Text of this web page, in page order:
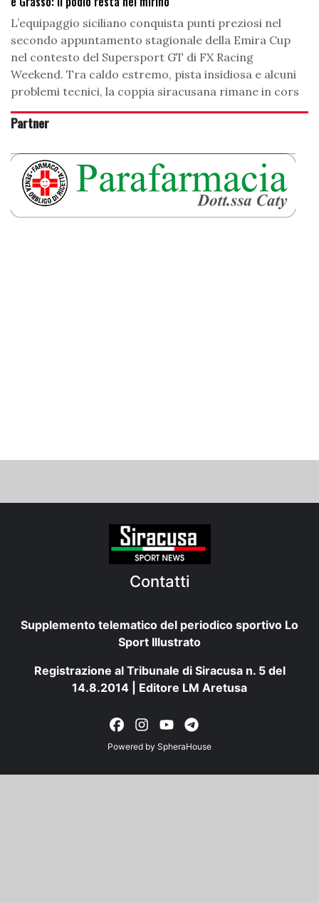
L’equipaggio siciliano conquista punti preziosi nel
secondo appuntamento stagionale della Emira Cup
nel contesto del Supersport GT di FX Racing
Weekend. Tra caldo estremo, pista insidiosa e alcuni
problemi tecnici, la coppia siracusana rimane in cors
Partner
Contatti
Supplemento telematico del periodico sportivo Lo
Sport Illustrato
Registrazione al Tribunale di Siracusa n. 5 del
14.8.2014 | Editore LM Aretusa
Powered by SpheraHouse